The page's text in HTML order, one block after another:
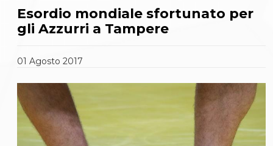
News
Attività Didattica
Gare e Risultati
La disciplina
Gare e Risultati
Attività Didattica
Esordio mondiale sfortunato per
gli Azzurri a Tampere
01Agosto2017